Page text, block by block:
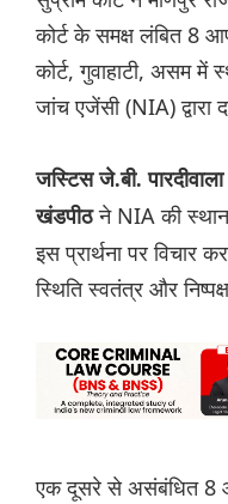
कोर्ट के समक्ष लंबित 8
कोर्ट, गुवाहाटी, असम में
जांच एजेंसी (NIA) द्वारा
जस्टिस जे.बी.
खंडपीठने NIA की
इस प्रार्थना पर विचार
स्थिति स्वतंत्र और
एक दूसरे से असंबंधित 8